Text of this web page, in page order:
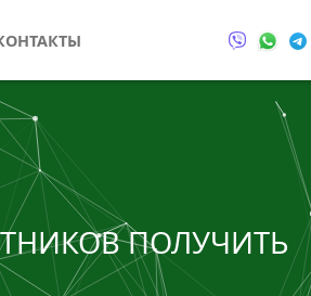
ПОЛУЧИТЬ